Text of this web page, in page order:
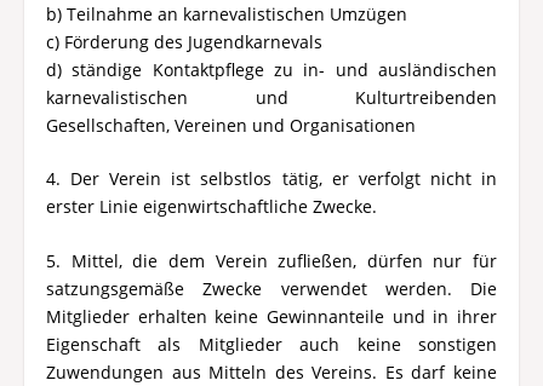
b) Teilnahme an karnevalistischen Umzügen
c) Förderung des Jugendkarnevals
d) ständige Kontaktpflege zu in- und ausländischen
karnevalistischen und Kulturtreibenden
Gesellschaften, Vereinen und Organisationen
4. Der Verein ist selbstlos tätig, er verfolgt nicht in
erster Linie eigenwirtschaftliche Zwecke.
5. Mittel, die dem Verein zufließen, dürfen nur für
satzungsgemäße Zwecke verwendet werden. Die
Mitglieder erhalten keine Gewinnanteile und in ihrer
Eigenschaft als Mitglieder auch keine sonstigen
Zuwendungen aus Mitteln des Vereins. Es darf keine